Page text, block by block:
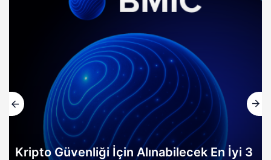
Kripto Güvenliği İçin Alınabilecek En İyi 3